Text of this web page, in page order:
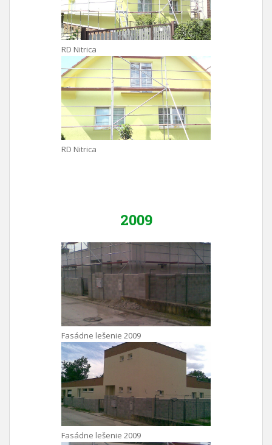
RD Nitrica
RD Nitrica
2009
Fasádne lešenie 2009
Fasádne lešenie 2009